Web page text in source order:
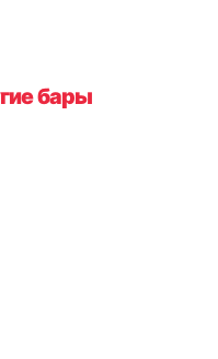
бары